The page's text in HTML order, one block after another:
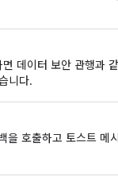
데이터 보안 관행과
니다.
을 호출하고 토스트 메